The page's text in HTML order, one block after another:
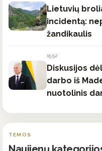
Lietuvių
incidentą:
žandikaulis
15:52
Diskusijos
darbo iš
nuotolinis
TEMOS